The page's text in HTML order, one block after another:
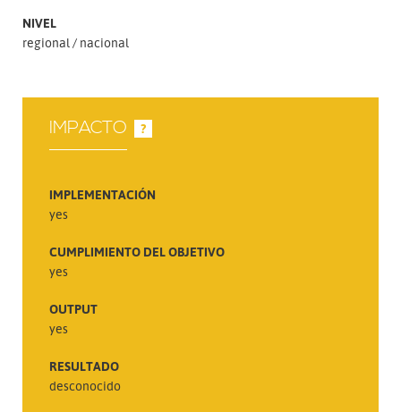
NIVEL
regional
nacional
IMPACTO ?
IMPLEMENTACIÓN
yes
CUMPLIMIENTO DEL OBJETIVO
yes
OUTPUT
yes
RESULTADO
desconocido